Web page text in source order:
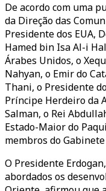
De acordo com uma
da Direção das
Presidente dos EUA,
Hamed bin Isa Al-i
Árabes Unidos, o
Nahyan, o Emir do
Thani, o Presidente
Príncipe Herdeiro da
Salman, o Rei
Estado-Maior do
membros do
O Presidente
abordados os